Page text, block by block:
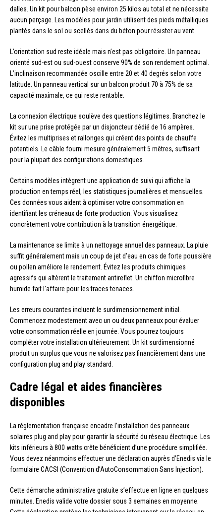
dalles. Un kit pour balcon pèse environ 25 kilos au total et ne nécessite
aucun perçage. Les modèles pour jardin utilisent des pieds métalliques
plantés dans le sol ou scellés dans du béton pour résister au vent.
L’orientation sud reste idéale mais n’est pas obligatoire. Un panneau
orienté sud-est ou sud-ouest conserve 90% de son rendement optimal.
L’inclinaison recommandée oscille entre 20 et 40 degrés selon votre
latitude. Un panneau vertical sur un balcon produit 70 à 75% de sa
capacité maximale, ce qui reste rentable.
La connexion électrique soulève des questions légitimes. Branchez le
kit sur une prise protégée par un disjoncteur dédié de 16 ampères.
Évitez les multiprises et rallonges qui créent des points de chauffe
potentiels. Le câble fourni mesure généralement 5 mètres, suffisant
pour la plupart des configurations domestiques.
Certains modèles intègrent une application de suivi qui affiche la
production en temps réel, les statistiques journalières et mensuelles.
Ces données vous aident à optimiser votre consommation en
identifiant les créneaux de forte production. Vous visualisez
concrètement votre contribution à la transition énergétique.
La maintenance se limite à un nettoyage annuel des panneaux. La pluie
suffit généralement mais un coup de jet d’eau en cas de forte poussière
ou pollen améliore le rendement. Évitez les produits chimiques
agressifs qui altèrent le traitement antireflet. Un chiffon microfibre
humide fait l’affaire pour les traces tenaces.
Les erreurs courantes incluent le surdimensionnement initial.
Commencez modestement avec un ou deux panneaux pour évaluer
votre consommation réelle en journée. Vous pourrez toujours
compléter votre installation ultérieurement. Un kit surdimensionné
produit un surplus que vous ne valorisez pas financièrement dans une
configuration plug and play standard.
Cadre légal et aides financières
disponibles
La réglementation française encadre l’installation des panneaux
solaires plug and play pour garantir la sécurité du réseau électrique. Les
kits inférieurs à 800 watts crête bénéficient d’une procédure simplifiée.
Vous devez néanmoins effectuer une déclaration auprès d’Enedis via le
formulaire CACSI (Convention d’AutoConsommation Sans Injection).
Cette démarche administrative gratuite s’effectue en ligne en quelques
minutes. Enedis valide votre dossier sous 3 semaines en moyenne.